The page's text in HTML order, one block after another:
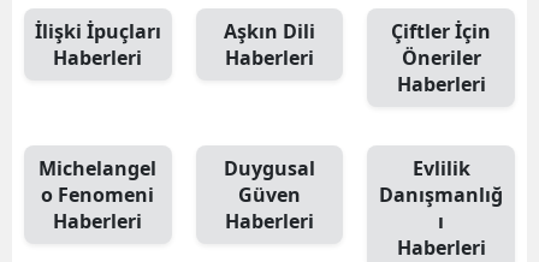
İlişki İpuçları
Haberleri
Aşkın Dili
Haberleri
Çiftler İçin
Öneriler
Haberleri
Michelangel
o Fenomeni
Haberleri
Duygusal
Güven
Haberleri
Evlilik
Danışmanlığ
ı
Haberleri